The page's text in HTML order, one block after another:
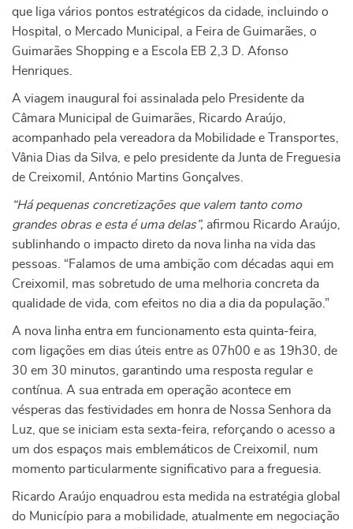
que liga vários pontos estratégicos da cidade, incluindo o
Hospital, o Mercado Municipal, a Feira de Guimarães, o
Guimarães Shopping e a Escola EB 2,3 D. Afonso
Henriques.
A viagem inaugural foi assinalada pelo Presidente da
Câmara Municipal de Guimarães, Ricardo Araújo,
acompanhado pela vereadora da Mobilidade e Transportes,
Vânia Dias da Silva, e pelo presidente da Junta de Freguesia
de Creixomil, António Martins Gonçalves.
“Há pequenas concretizações que valem tanto como
grandes obras e esta é uma delas”, afirmou Ricardo Araújo,
sublinhando o impacto direto da nova linha na vida das
pessoas. “Falamos de uma ambição com décadas aqui em
Creixomil, mas sobretudo de uma melhoria concreta da
qualidade de vida, com efeitos no dia a dia da população.”
A nova linha entra em funcionamento esta quinta-feira,
com ligações em dias úteis entre as 07h00 e as 19h30, de
30 em 30 minutos, garantindo uma resposta regular e
contínua. A sua entrada em operação acontece em
vésperas das festividades em honra de Nossa Senhora da
Luz, que se iniciam esta sexta-feira, reforçando o acesso a
um dos espaços mais emblemáticos de Creixomil, num
momento particularmente significativo para a freguesia.
Ricardo Araújo enquadrou esta medida na estratégia global
do Município para a mobilidade, atualmente em negociação